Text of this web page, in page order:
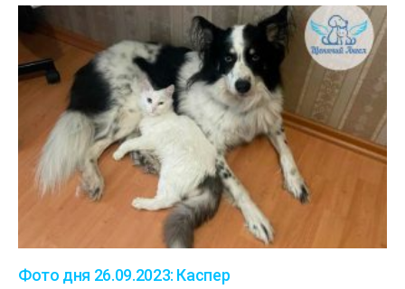
Фото дня 26.09.2023: Каспер